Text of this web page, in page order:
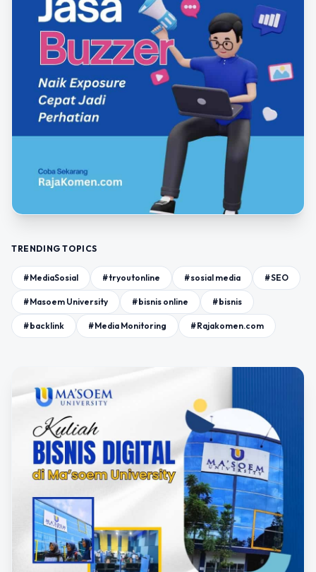
TRENDING TOPICS
#MediaSosial #tryoutonline #sosial media #SEO
#Masoem University #bisnis online #bisnis
#backlink #Media Monitoring #Rajakomen.com